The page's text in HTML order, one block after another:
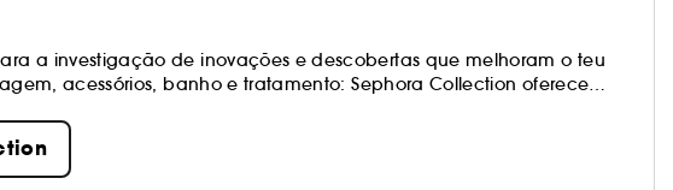
a investigação de inovações e descobertas que melhoram o teu
acessórios, banho e tratamento: Sephora Collection oferece
criares os teus próprios visuais e mudar quando te apetecer!